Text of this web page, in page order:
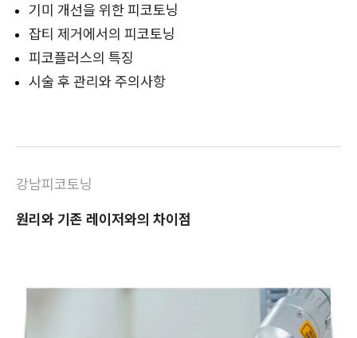
기미 개선을 위한 피코토닝
잡티 제거에서의 피코토닝
피코플러스의 특징
시술 후 관리와 주의사항
강남피코토닝
원리와 기존 레이저와의 차이점